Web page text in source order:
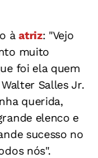
àatriz: "Vejo
muito
foi ela quem
Salles Jr.
querida,
elenco e
sucesso no
nós".